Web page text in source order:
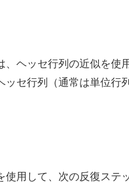
、ヘッセ行列の近似を使
ッセ行列（通常は単位行
使用して、次の反復ステ